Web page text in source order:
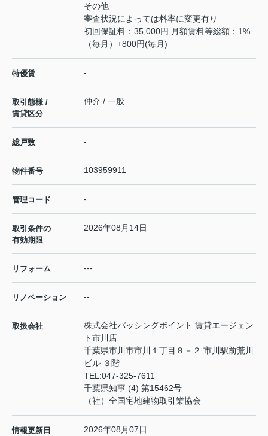
その他
審査状況によっては料率に変更有り
初回保証料：35,000円 ⽉額賃料等総額：1%
（毎月）+800円(毎月)
特優賃 -
取引態様 /
賃貸区分
仲介 / 一般
総戸数 -
物件番号 103959911
管理コード -
取引条件の
有効期限
2026年08月14日
リフォーム ---
リノベーション --
取扱会社
株式会社パッシングポイント 賃貸エージェン
ト市川店
千葉県市川市市川１丁目８－２ 市川駅前荒川
ビル ３階
TEL:047-325-7611
千葉県知事 (4) 第15462号
（社）全国宅地建物取引業協会
情報更新日 2026年08月07日